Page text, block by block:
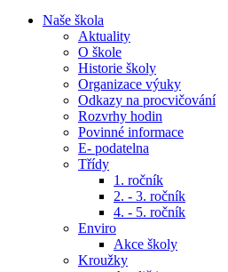
Naše škola
Aktuality
O škole
Historie školy
Organizace výuky
Odkazy na procvičování
Rozvrhy hodin
Povinné informace
E- podatelna
Třídy
1. ročník
2. - 3. ročník
4. - 5. ročník
Enviro
Akce školy
Kroužky